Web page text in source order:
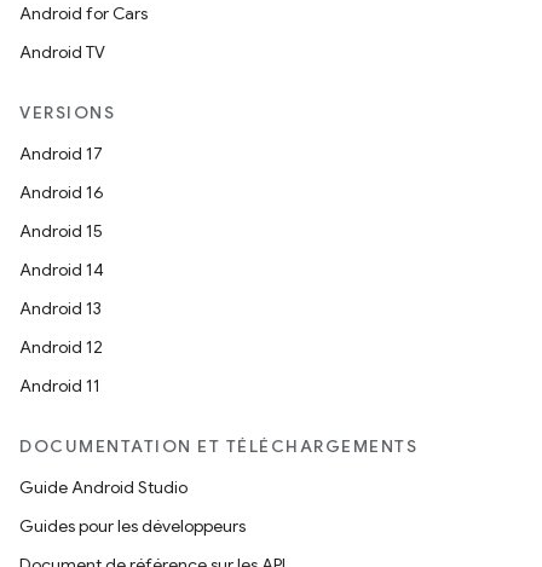
Android for Cars
Android TV
VERSIONS
Android 17
Android 16
Android 15
Android 14
Android 13
Android 12
Android 11
DOCUMENTATION ET TÉLÉCHARGEMENTS
Guide Android Studio
Guides pour les développeurs